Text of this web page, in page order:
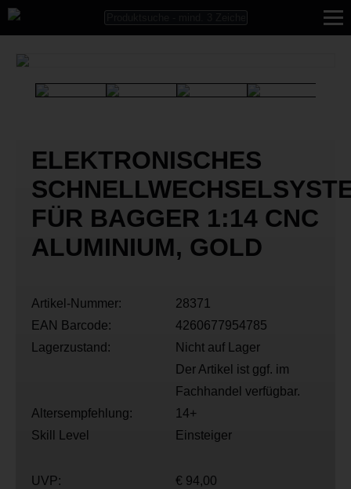
ELEKTRONISCHES
FÜR BAGGER 1:14 CNC
ALUMINIUM, GOLD
Artikel-Nummer:
28371
EAN Barcode:
4260677954785
Lagerzustand:
Nicht auf Lager
Der Artikel ist ggf. im
Fachhandel verfügbar.
Altersempfehlung:
14+
Skill Level
Einsteiger
UVP: € 94,00